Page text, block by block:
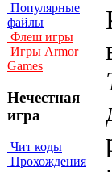
Популярные
файлы
Флеш игры
Игры Armor
Games
Нечестная
игра
Чит коды
Прохождения